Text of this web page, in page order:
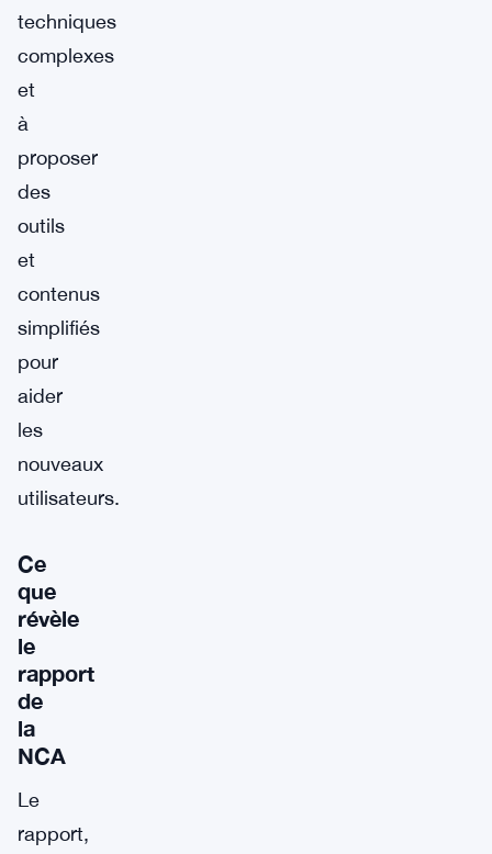
techniques
complexes
et
à
proposer
des
outils
et
contenus
simplifiés
pour
aider
les
nouveaux
utilisateurs.
Ce
que
révèle
le
rapport
de
la
NCA
Le
rapport,